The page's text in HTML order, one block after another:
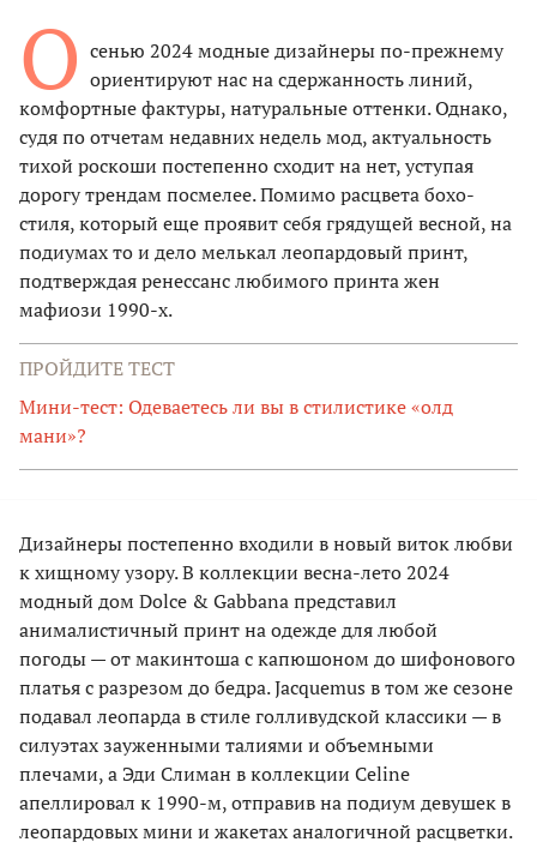
О сенью 2024 модные дизайнеры по-прежнему
ориентируют нас на сдержанность линий,
комфортные фактуры, натуральные оттенки. Однако,
судя по отчетам недавних недель мод, актуальность
тихой роскоши постепенно сходит на нет, уступая
дорогу трендам посмелее. Помимо расцвета бохо-
стиля, который еще проявит себя грядущей весной, на
подиумах то и дело мелькал леопардовый принт,
подтверждая ренессанс любимого принта жен
мафиози 1990-х.
ПРОЙДИТЕ ТЕСТ
Мини-тест: Одеваетесь ли вы в стилистике «олд
мани»?
Дизайнеры постепенно входили в новый виток любви
к хищному узору. В коллекции весна-лето 2024
модный дом Dolce & Gabbana представил
анималистичный принт на одежде для любой
погоды — от макинтоша с капюшоном до шифонового
платья с разрезом до бедра. Jacquemus в том же сезоне
подавал леопарда в стиле голливудской классики — в
силуэтах зауженными талиями и объемными
плечами, а Эди Слиман в коллекции Celine
апеллировал к 1990-м, отправив на подиум девушек в
леопардовых мини и жакетах аналогичной расцветки.